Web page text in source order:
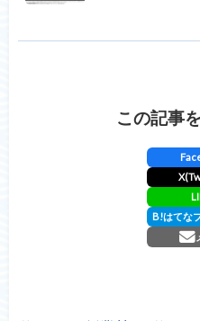
この記事
B!はてな